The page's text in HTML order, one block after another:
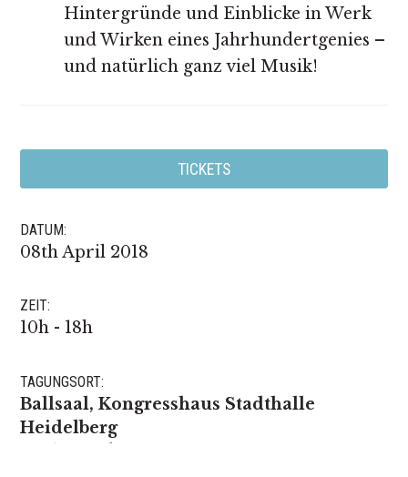
Hintergründe und Einblicke in Werk
und Wirken eines Jahrhundertgenies –
und natürlich ganz viel Musik!
TICKETS
DATUM:
08th April 2018
ZEIT:
10h - 18h
TAGUNGSORT:
Ballsaal, Kongresshaus Stadthalle
Heidelberg